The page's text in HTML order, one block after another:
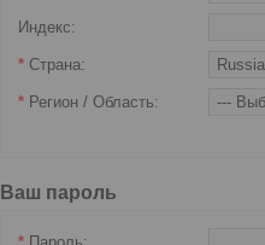
Индекс:
* Страна:
* Регион / Область:
Ваш пароль